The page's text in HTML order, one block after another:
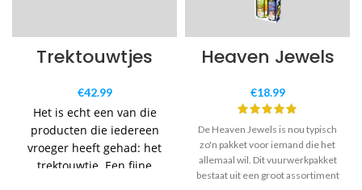
Trektouwtjes
€42.99
Het is echt een van die
producten die iedereen
vroeger heeft gehad: het
trektouwtje. Een fijne
Heaven Jewels
€18.99
De Heaven Jewels is nou typisch
zo'n pakket voor iemand die het
allemaal wil. Dit vuurwerkpakket
bestaat uit een groot assortiment